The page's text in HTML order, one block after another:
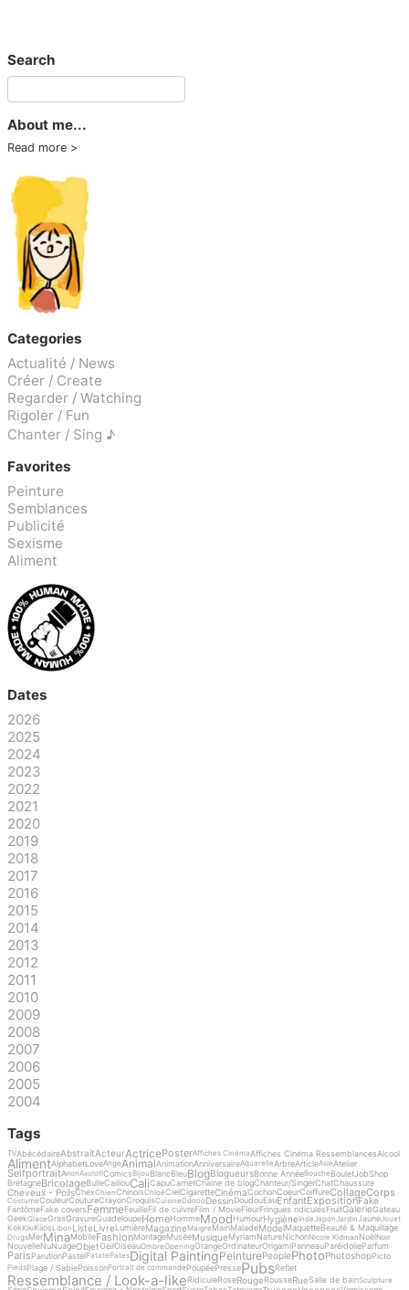
Search
About me...
Read more
Categories
Actualité / News
Créer / Create
Regarder / Watching
Rigoler / Fun
Chanter / Sing ♪
Favorites
Peinture
Semblances
Publicité
Sexisme
Aliment
Dates
2026
2025
2024
2023
2022
2021
2020
2019
2018
2017
2016
2015
2014
2013
2012
2011
2010
2009
2008
2007
2006
2005
2004
Tags
TVAbécédaireAbstraitActeurActricePosterAffiches CinémaAffiches Cinéma RessemblancesAlcool
AlimentAlphabetLoveAnge AnimalAnimationAnniversaireAquarelleArbreArticleAsieAtelier
SelfportraitAvionAxolotlComicsBijou BlancBleuBlogBlogueursBonne AnnéeBouche BouletJobShop
BretagneBricolageBulleCaillouCaliCapuCarnetChaine de blogChanteur/SingerChatChaussure
Cheveux - PoilsChexChienChinoisChloéCielCigaretteCinémaCochonCoeurCoiffureCollageCorps
CostumeCouleurCoutureCrayonCroquisCuisineDdoooDessinDoudouEauEnfantExpositionFake
FantômeFake coversFemmeFeuilleFil de cuivreFilm / MovieFleurFringues ridiculesFruitGalerieGateau
GeekGlaceGrasGravureGuadeloupeHomeHommeMoodHumourHygièneInde Japon JardinJaune Jouet
KekKikiKilosLibon ListeLivreLumièreMagazineMaigre MainMaladeModelMaquetteBeauté & Maquillage
DrugsMerMinaMobileFashionMontageMuséeMusiqueMyriamNatureNichonNicole Kidman Noël Noir
NouvelleNuNuageObjetOeilOiseauOmbreOpeningOrangeOrdinateurOrigamiPanneauParéidolieParfum
ParisParutionPastelPatatePatesDigital PaintingPeinturePeoplePhotoPhotoshopPicto
PiedsPlage / SablePoissonPortrait de commande PoupéePressePubsReflet
Ressemblance / Look-a-likeRidiculeRoseRougeRousseRueSalle de bainSculpture